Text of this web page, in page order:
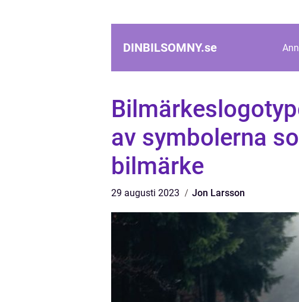
DINBILSOMNY.se
av symbolerna
bilmärke
29 augusti 2023 Jon Larsson